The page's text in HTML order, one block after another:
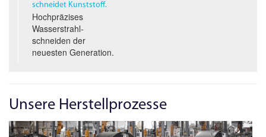
schneidet Kunststoff.
Hochpräzises
Wasserstrahl­
schneiden der
neuesten Generation.
Unsere Herstellprozesse